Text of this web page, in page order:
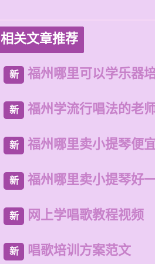
相关文章推荐
新 福州哪里可以学乐器
新 福州学流行唱法的老
新 福州哪里卖小提琴便
新 福州哪里卖小提琴好
新 网上学唱歌教程视频
新 唱歌培训方案范文